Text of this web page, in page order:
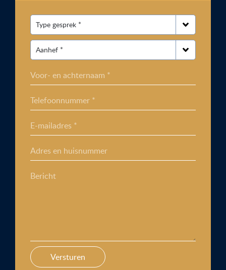
Voor- en achternaam *
Telefoonnummer *
E-mailadres *
Adres en huisnummer
Bericht
Versturen